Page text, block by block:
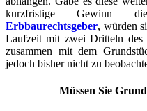
kurzfristige Gewinn
Erbbaurechtsgeber, würden
Laufzeit mit zwei Dritteln des
zusammen mit dem
jedoch bisher nicht zu
Müssen Sie